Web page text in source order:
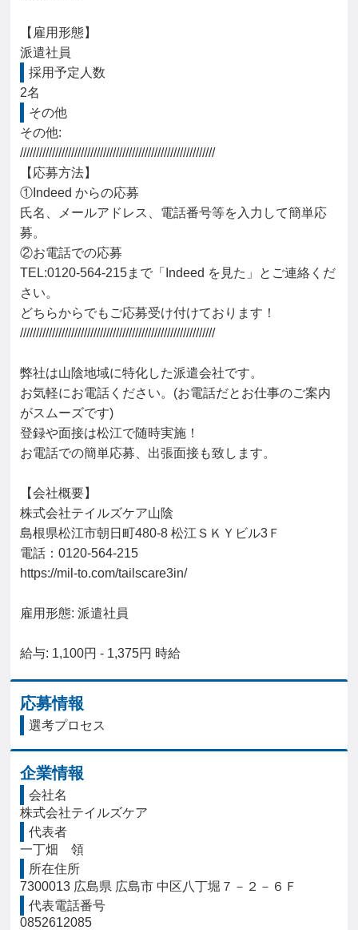
【雇用形態】
派遣社員
採用予定人数
2名
その他
その他:
/////////////////////////////////////////////////////////////
【応募方法】
①Indeed からの応募
氏名、メールアドレス、電話番号等を入力して簡単応
募。
②お電話での応募
TEL:0120-564-215まで「Indeed を見た」とご連絡くだ
さい。
どちらからでもご応募受け付けております！
/////////////////////////////////////////////////////////////
弊社は山陰地域に特化した派遣会社です。
お気軽にお電話ください。(お電話だとお仕事のご案内
がスムーズです)
登録や面接は松江で随時実施！
お電話での簡単応募、出張面接も致します。
【会社概要】
株式会社テイルズケア山陰
島根県松江市朝日町480-8 松江ＳＫＹビル3Ｆ
電話：0120-564-215
https://mil-to.com/tailscare3in/
雇用形態: 派遣社員
給与: 1,100円 - 1,375円 時給
応募情報
選考プロセス
企業情報
会社名
株式会社テイルズケア
代表者
一丁畑　領
所在住所
7300013 広島県 広島市 中区八丁堀７－２－６Ｆ
代表電話番号
0852612085